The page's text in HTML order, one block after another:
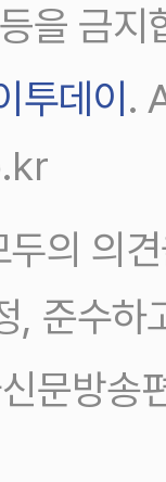
을 금지
투데이.
두의 의
, 준수하
문방송